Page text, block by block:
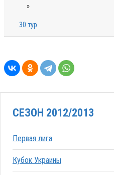
»
30 тур
СЕЗОН 2012/2013
Первая лига
Кубок Украины